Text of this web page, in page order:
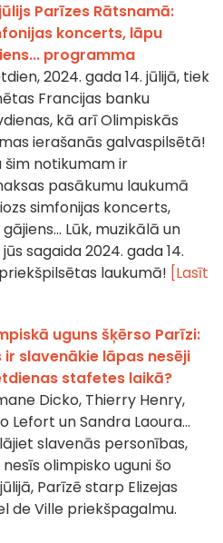
Parīzes Rātsnamā:
koncerts, lāpu
programma
2024. gada 14. jūlijā, tiek
Francijas banku
kā arī Olimpiskās
ierašanās galvaspilsētā!
šim notikumam ir
pasākumu laukumā
simfonijas koncerts,
Lūk, muzikālā un
sagaida 2024. gada 14.
laukumā! [Lasīt
uguns šķērso Parīzi:
ir slavenākie lāpas nesēji
stafetes laikā?
Dicko, Thierry Henry,
Lefort un Sandra Laoura...
slavenās personības,
nesīs olimpisko uguni šo
Parīzē starp Elizejas
de Ville priekšpagalmu.